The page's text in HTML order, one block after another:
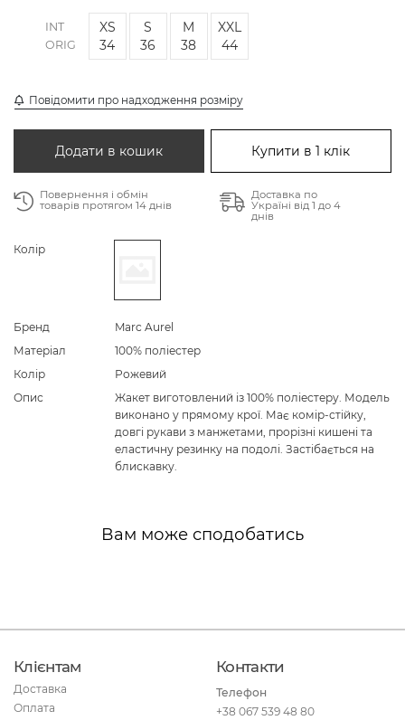
INT
ORIG
XS
34
S
36
M
38
XXL
44
Повідомити про надходження розміру
Додати в кошик Купити в 1 клік
Повернення і обмін
товарів протягом 14 днів
Доставка по
Україні від 1 до 4
днів
Колір
Бренд
Marc Aurel
Матеріал
100% поліестер
Колір
Рожевий
Опис
Жакет виготовлений із 100% поліестеру. Модель
виконано у прямому крої. Має комір-стійку,
довгі рукави з манжетами, прорізні кишені та
еластичну резинку на подолі. Застібається на
блискавку.
Вам може сподобатись
Клієнтам
Доставка
Оплата
Контакти
Телефон
+38 067 539 48 80